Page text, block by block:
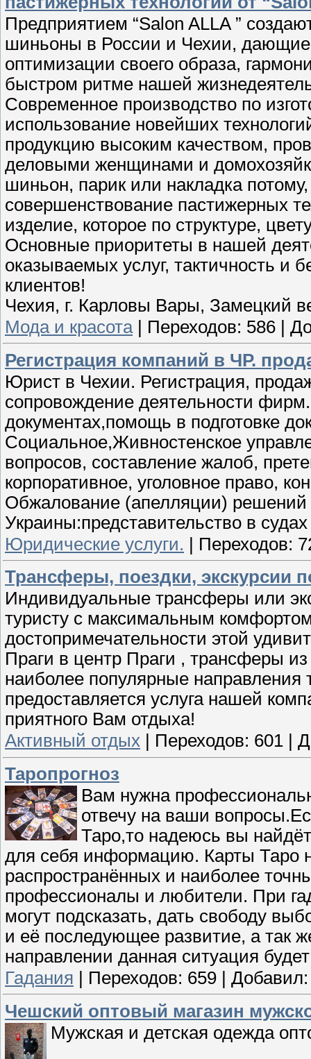
Предприятием “Salon ALLA ”
шиньоны в России и Чехии,
оптимизации своего образа,
быстром ритме нашей
Современное производство по
использование новейших
продукцию высоким качеством,
деловыми женщинами и
шиньон, парик или накладка
совершенствование пастижерных
изделие, которое по структуре,
Основные приоритеты в нашей
оказываемых услуг, тактичность и
клиентов!
Чехия, г. Карловы Вары, Замецкий
Мода и красота| Переходов: 586
Регистрация компаний в ЧР.
Юрист в Чехии. Регистрация,
сопровождение деятельности
документах,помощь в подготовке
Социальное,Живностенское
вопросов, составление жалоб,
корпоративное, уголовное право,
Обжалование (апелляции) решений
Украины:представительство в
Юридические услуги. | Переходов:
Трансферы, поездки, экскурсии
Индивидуальные трансферы или
туристу с максимальным
достопримечательности этой
Праги в центр Праги , трансферы
наиболее популярные
предоставляется услуга нашей
приятного Вам отдыха!
Активный отдых
Переходов: 601
Таропрогноз
Вам нужна
отвечу на ваши
Таро,то надеюсь вы
для себя информацию. Карты Таро
распространённых и наиболее
профессионалы и любители. При
могут подсказать, дать свободу
и её последующее развитие, а так
направлении данная ситуация
Гадания
Переходов: 659
Добавил:
Чешский оптовый магазин
Мужская и детская одежда